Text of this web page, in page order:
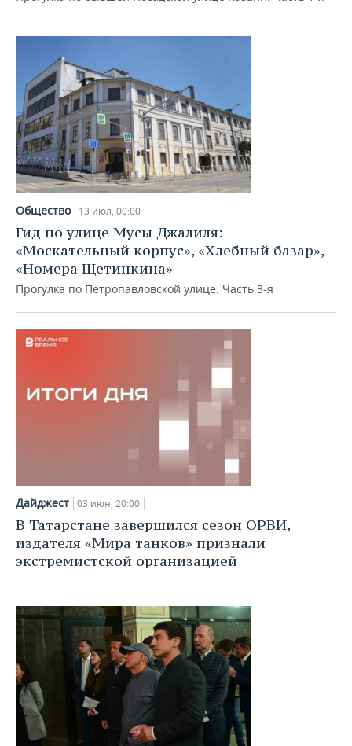
Общество 13 июл, 00:00
Гид по улице Мусы Джалиля:
«Москательный корпус», «Хлебный базар»,
«Номера Щетинкина»
Прогулка по Петропавловской улице. Часть 3-я
Дайджест 03 июн, 20:00
В Татарстане завершился сезон ОРВИ,
издателя «Мира танков» признали
экстремистской организацией